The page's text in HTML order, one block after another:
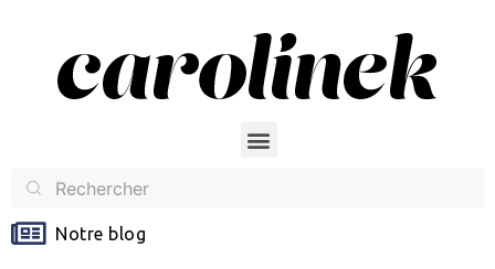
Notre blog